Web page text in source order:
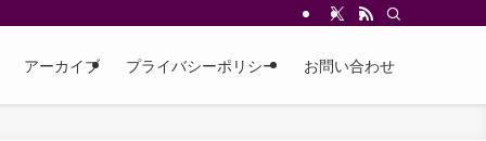
アーカイブ プライバシーポリシー お問い合わせ